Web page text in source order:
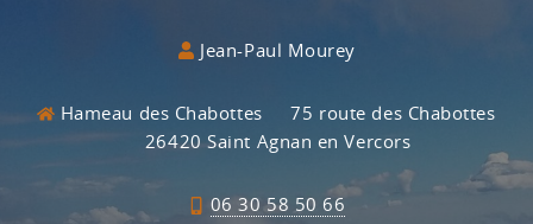
Jean-Paul Mourey
Hameau des Chabottes
75 route des Chabottes
26420 Saint Agnan en Vercors
06 30 58 50 66